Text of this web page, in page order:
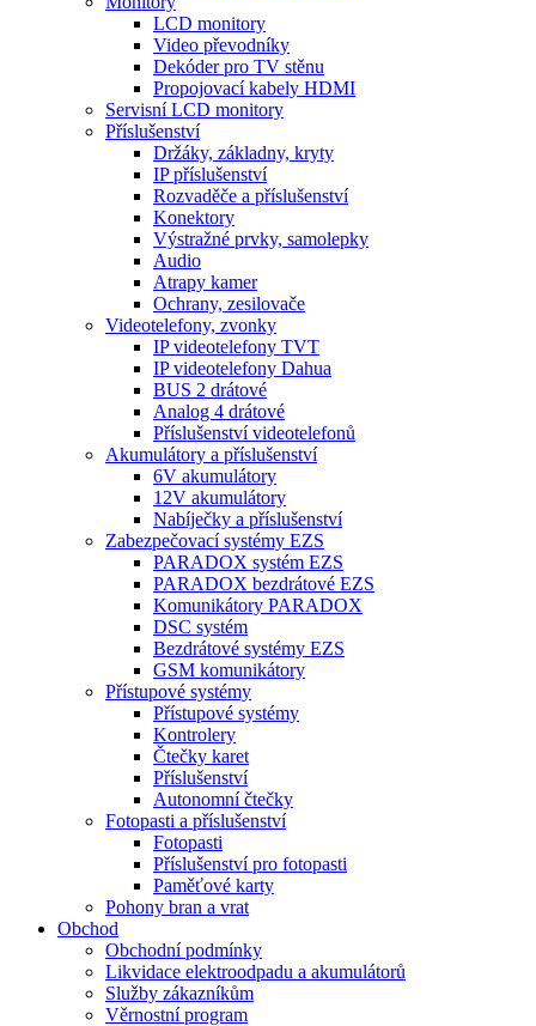
LCD monitory
Video převodníky
Dekóder pro TV stěnu
Propojovací kabely HDMI
Servisní LCD monitory
Příslušenství
Držáky, základny, kryty
IP příslušenství
Rozvaděče a příslušenství
Konektory
Výstražné prvky, samolepky
Audio
Atrapy kamer
Ochrany, zesilovače
Videotelefony, zvonky
IP videotelefony TVT
IP videotelefony Dahua
BUS 2 drátové
Analog 4 drátové
Příslušenství videotelefonů
Akumulátory a příslušenství
6V akumulátory
12V akumulátory
Nabíječky a příslušenství
Zabezpečovací systémy EZS
PARADOX systém EZS
PARADOX bezdrátové EZS
Komunikátory PARADOX
DSC systém
Bezdrátové systémy EZS
GSM komunikátory
Přístupové systémy
Přístupové systémy
Kontrolery
Čtečky karet
Příslušenství
Autonomní čtečky
Fotopasti a příslušenství
Fotopasti
Příslušenství pro fotopasti
Paměťové karty
Pohony bran a vrat
Obchod
Obchodní podmínky
Likvidace elektroodpadu a akumulátorů
Služby zákazníkům
Věrnostní program